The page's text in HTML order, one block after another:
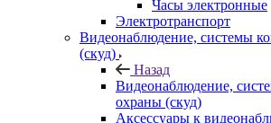
Часы электронные
Электротранспорт
Видеонаблюдение, системы
(скуд)
Назад
Видеонаблюдение,
охраны (скуд)
Аксессуары к